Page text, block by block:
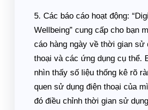
5. Các báo cáo hoạt động:
Wellbeing” cung cấp cho bạn
cáo hàng ngày về thời gian sử
thoại và các ứng dụng cụ thể.
nhìn thấy số liệu thống kê rõ
quen sử dụng điện thoại của
đó điều chỉnh thời gian sử